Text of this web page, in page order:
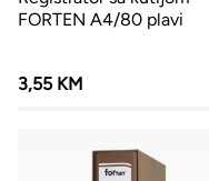
FORTEN A4/80 plavi
3,55 KM